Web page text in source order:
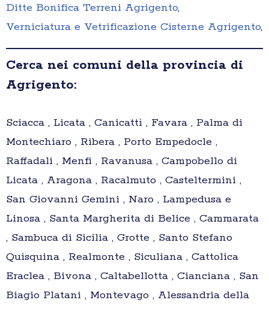
Ditte Bonifica Terreni Agrigento,
Verniciatura e Vetrificazione Cisterne Agrigento,
Cerca nei comuni della provincia di
Agrigento:
Sciacca , Licata , Canicattì , Favara , Palma di
Montechiaro , Ribera , Porto Empedocle ,
Raffadali , Menfi , Ravanusa , Campobello di
Licata , Aragona , Racalmuto , Casteltermini ,
San Giovanni Gemini , Naro , Lampedusa e
Linosa , Santa Margherita di Belice , Cammarata
, Sambuca di Sicilia , Grotte , Santo Stefano
Quisquina , Realmonte , Siculiana , Cattolica
Eraclea , Bivona , Caltabellotta , Cianciana , San
Biagio Platani , Montevago , Alessandria della